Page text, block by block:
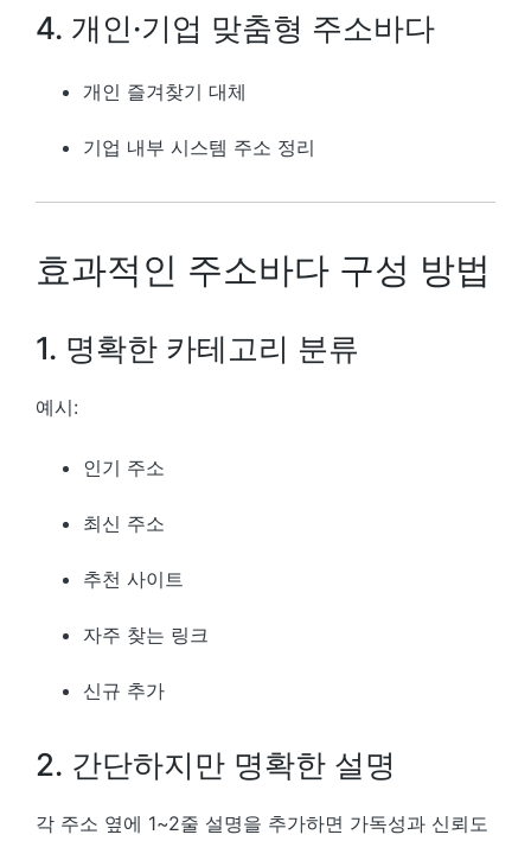
4. 개인·기업 맞춤형 주소바다
개인 즐겨찾기 대체
기업 내부 시스템 주소 정리
효과적인 주소바다 구성 방법
1. 명확한 카테고리 분류
예시:
인기 주소
최신 주소
추천 사이트
자주 찾는 링크
신규 추가
2. 간단하지만 명확한 설명
각 주소 옆에 1~2줄 설명을 추가하면 가독성과 신뢰도